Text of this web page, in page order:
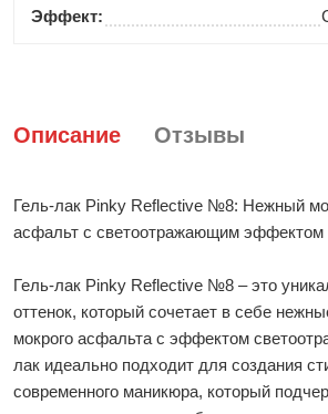
Эффект:
Описание Отзывы
Гель-лак Pinky Reflective №8: Нежный
асфальт с светоотражающим эффектом
Гель-лак Pinky Reflective №8 – это
оттенок, который сочетает в себе
мокрого асфальта с эффектом
лак идеально подходит для создания
современного маникюра, который